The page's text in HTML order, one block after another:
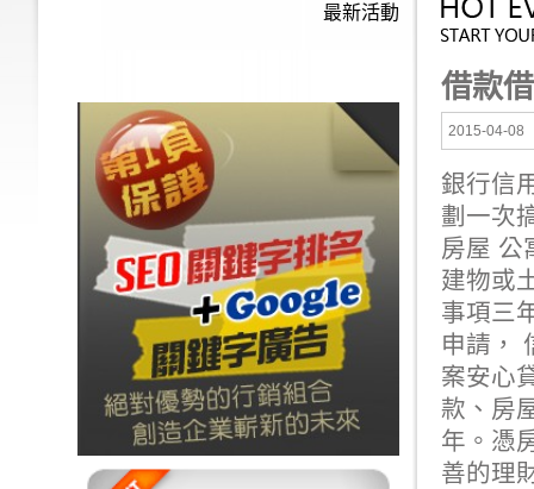
最新活動
借款
2015-04-08
銀行信
劃一次
房屋 公
建物或
事項三
申請，
案安心
款、房
年。憑
善的理